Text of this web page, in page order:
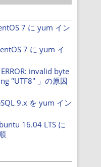
7 に yum イン
7 に yum イ
invalid byte
"UTF8" 」の原因
9.x を yum イン
16.04 LTS に